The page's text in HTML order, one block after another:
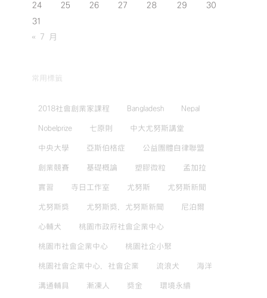
24
25 26 27 28 29
30
31
« 7 月
常用標籤
2018社會創業家課程 Bangladesh Nepal
Nobelprize 七原則 中大尤努斯講堂
中央大學 亞斯伯格症 公益團體自律聯盟
創業競賽 基礎概論 塑膠微粒 孟加拉
實習 寺日工作室 尤努斯 尤努斯新聞
尤努斯獎 尤努斯獎，尤努斯新聞 尼泊爾
心輔犬 桃園市政府社會企業中心
桃園市社會企業中心 桃園社企小聚
桃園社會企業中心，社會企業 流浪犬 海洋
溝通輔具 漸凍人 獎金 環境永續